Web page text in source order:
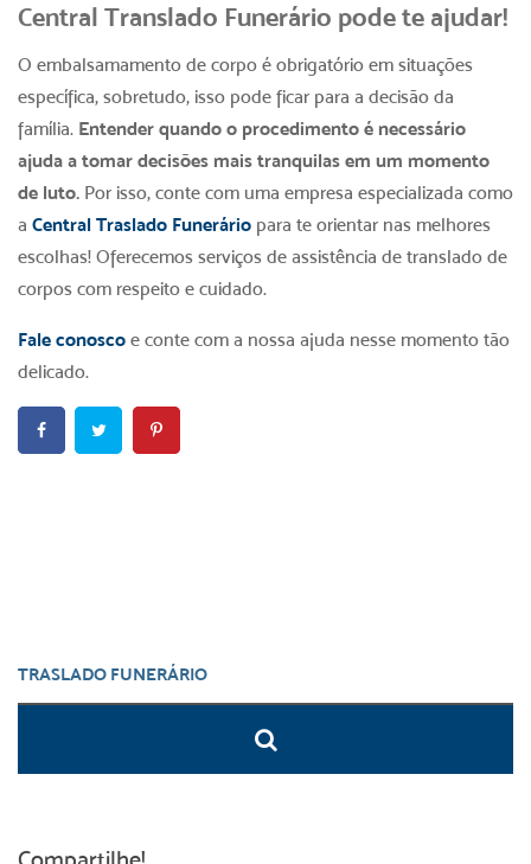
Central Translado Funerário pode te ajudar!
O embalsamamento de corpo é obrigatório em situações
específica, sobretudo, isso pode ficar para a decisão da
família. Entender quando o procedimento é necessário
ajuda a tomar decisões mais tranquilas em um momento
de luto. Por isso, conte com uma empresa especializada como
a Central Traslado Funerário para te orientar nas melhores
escolhas! Oferecemos serviços de assistência de translado de
corpos com respeito e cuidado.
Fale conosco e conte com a nossa ajuda nesse momento tão
delicado.